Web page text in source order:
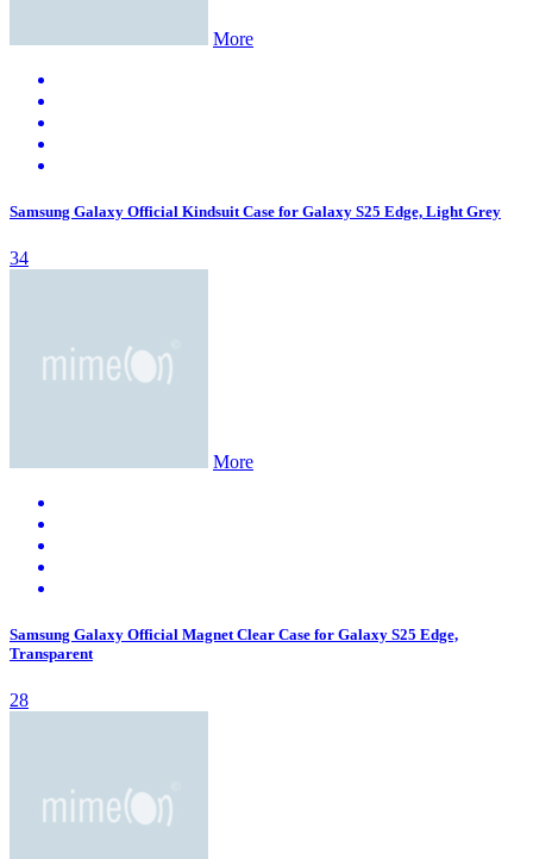
More
Samsung Galaxy Official Kindsuit Case for Galaxy S25 Edge, Light Grey
34
More
Samsung Galaxy Official Magnet Clear Case for Galaxy S25 Edge,
Transparent
28